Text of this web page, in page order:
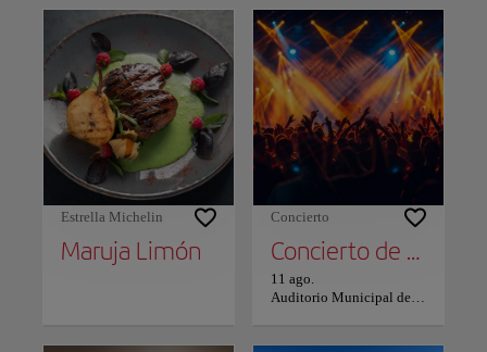
Estrella Michelin
Maruja Limón
Concierto
Concierto de The Corrs en Vigo
11 ago.